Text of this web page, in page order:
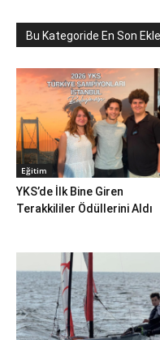
Bu Kategoride En Son
Eğitim
YKS’de İlk Bine Giren
Terakkililer Ödüllerini Aldı